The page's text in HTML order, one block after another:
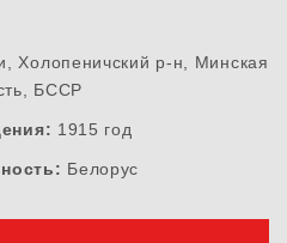
Холопеничский р-н, Минская
БССР
1915 год
Белорус